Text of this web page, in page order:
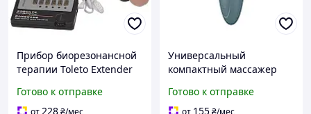
Прибор биорезонансной
терапии Toleto Extender
Готово к отправке
228
Универсальный
компактный массажер
серый
Готово к отправке
155